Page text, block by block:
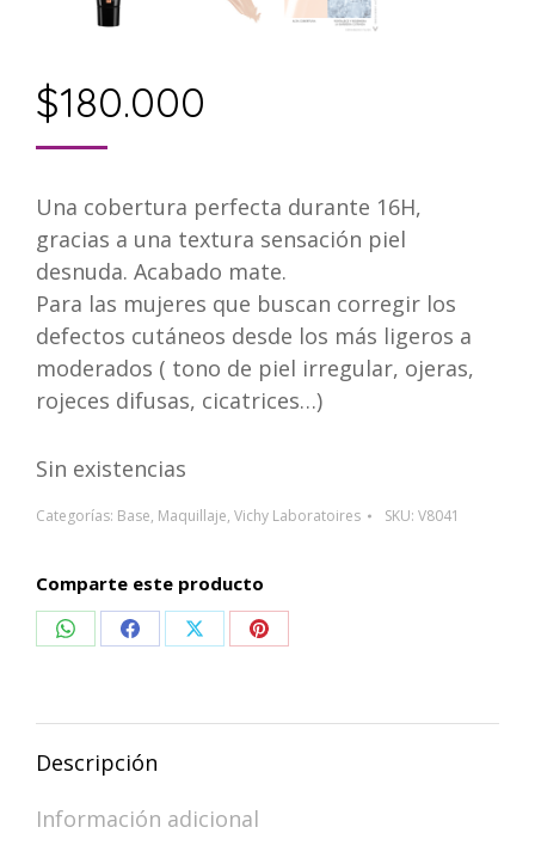
$180.000
Una cobertura perfecta durante 16H,
gracias a una textura sensación piel
desnuda. Acabado mate.
Para las mujeres que buscan corregir los
defectos cutáneos desde los más ligeros a
moderados ( tono de piel irregular, ojeras,
rojeces difusas, cicatrices…)
Sin existencias
Categorías: Base, Maquillaje, Vichy Laboratoires SKU: V8041
Comparte este producto
CompartirCompartirCompartirCompartir
Descripción
Información adicional